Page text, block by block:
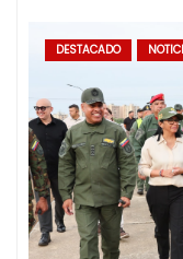
DESTACADO